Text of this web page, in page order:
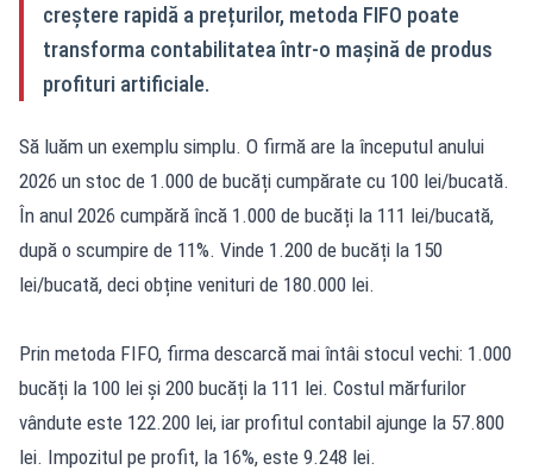
creștere rapidă a prețurilor, metoda FIFO poate
transforma contabilitatea într-o mașină de produs
profituri artificiale.
Să luăm un exemplu simplu. O firmă are la începutul anului
2026 un stoc de 1.000 de bucăți cumpărate cu 100 lei/bucată.
În anul 2026 cumpără încă 1.000 de bucăți la 111 lei/bucată,
după o scumpire de 11%. Vinde 1.200 de bucăți la 150
lei/bucată, deci obține venituri de 180.000 lei.
Prin metoda FIFO, firma descarcă mai întâi stocul vechi: 1.000
bucăți la 100 lei și 200 bucăți la 111 lei. Costul mărfurilor
vândute este 122.200 lei, iar profitul contabil ajunge la 57.800
lei. Impozitul pe profit, la 16%, este 9.248 lei.